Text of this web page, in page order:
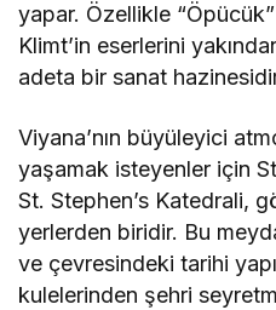
yapar. Özellikle
Klimt’in eserlerini
adeta bir sanat
Viyana’nın büyüleyici
yaşamak isteyenler için
St. Stephen’s Katedrali,
yerlerden biridir. Bu
ve çevresindeki tarihi
kulelerinden şehri